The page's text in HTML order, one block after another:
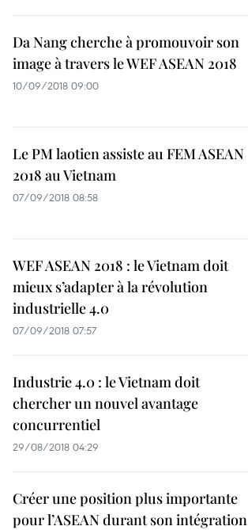
Da Nang cherche à promouvoir son
image à travers le WEF ASEAN 2018
10/09/2018 09:00
Le PM laotien assiste au FEM ASEAN
2018 au Vietnam
07/09/2018 08:58
WEF ASEAN 2018 : le Vietnam doit
mieux s’adapter à la révolution
industrielle 4.0
07/09/2018 07:57
Industrie 4.0 : le Vietnam doit
chercher un nouvel avantage
concurrentiel
29/08/2018 04:29
Créer une position plus importante
pour l’ASEAN durant son intégration